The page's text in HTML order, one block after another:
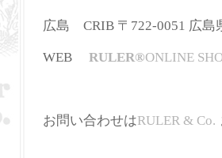
広島 CRIB 〒722-0051 広島
WEB RULER®ONLINE
お問い合わせはRULER & Co.